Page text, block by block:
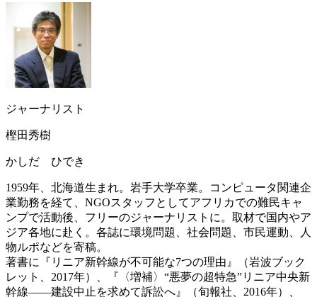
ジャーナリスト
樫田秀樹
かしだ ひでき
1959年、北海道生まれ。岩手大学卒業。コンピュータ関連企
業勤務を経て、NGOスタッフとしてアフリカでの難民キャ
ンプで活動後、フリーのジャーナリストに。取材で国内やア
ジア各地に赴く。各誌に環境問題、社会問題、市民運動、人
物ルポなどを寄稿。
著書に『リニア新幹線が不可能な7つの理由』（岩波ブック
レット、2017年）、『〈増補〉“悪夢の超特急”リニア中央新
幹線――建設中止を求めて訴訟へ』（旬報社、2016年）、